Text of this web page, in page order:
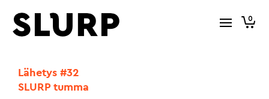
0
Lähetys #32
SLURP tumma